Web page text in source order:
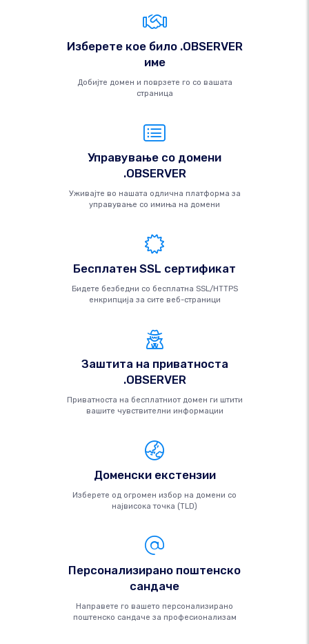
Изберете кое било .OBSERVER
име
Добијте домен и поврзете го со вашата
страница
Управување со домени
.OBSERVER
Уживајте во нашата одлична платформа за
управување со имиња на домени
Бесплатен SSL сертификат
Бидете безбедни со бесплатна SSL/HTTPS
енкрипција за сите веб-страници
Заштита на приватноста
.OBSERVER
Приватноста на бесплатниот домен ги штити
вашите чувствителни информации
Доменски екстензии
Изберете од огромен избор на домени со
највисока точка (TLD)
Персонализирано поштенско
сандаче
Направете го вашето персонализирано
поштенско сандаче за професионализам